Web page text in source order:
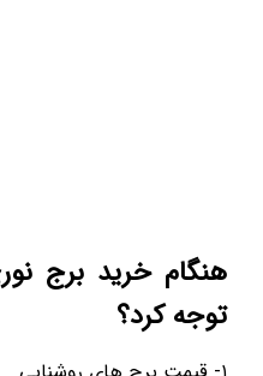
هنگام خرید برج
توجه کرد؟